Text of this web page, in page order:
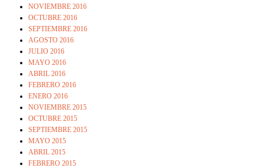
NOVIEMBRE 2016
OCTUBRE 2016
SEPTIEMBRE 2016
AGOSTO 2016
JULIO 2016
MAYO 2016
ABRIL 2016
FEBRERO 2016
ENERO 2016
NOVIEMBRE 2015
OCTUBRE 2015
SEPTIEMBRE 2015
MAYO 2015
ABRIL 2015
FEBRERO 2015